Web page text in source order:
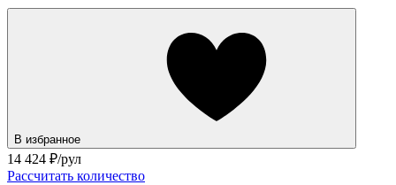
В избранное
14 424 ₽/рул
Рассчитать количество